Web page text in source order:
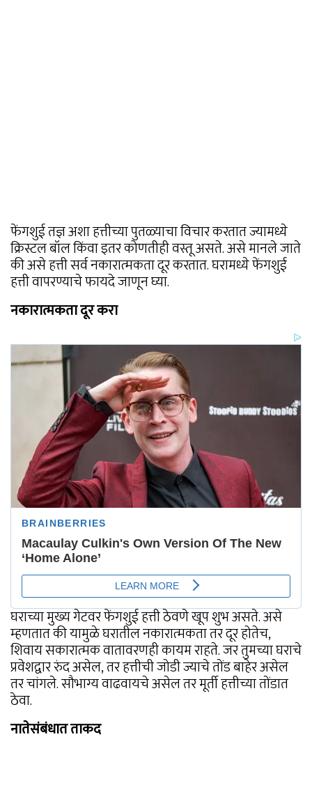
फेंगशुई तज्ञ अशा हत्तीच्या पुतळ्याचा विचार करतात ज्यामध्ये
क्रिस्टल बॉल किंवा इतर कोणतीही वस्तू असते. असे मानले जाते
की असे हत्ती सर्व नकारात्मकता दूर करतात. घरामध्ये फेंगशुई
हत्ती वापरण्याचे फायदे जाणून घ्या.
नकारात्मकता दूर करा
घराच्या मुख्य गेटवर फेंगशुई हत्ती ठेवणे खूप शुभ असते. असे
म्हणतात की यामुळे घरातील नकारात्मकता तर दूर होतेच,
शिवाय सकारात्मक वातावरणही कायम राहते. जर तुमच्या घराचे
प्रवेशद्वार रुंद असेल, तर हत्तीची जोडी ज्याचे तोंड बाहेर असेल
तर चांगले. सौभाग्य वाढवायचे असेल तर मूर्ती हत्तीच्या तोंडात
ठेवा.
नातेसंबंधात ताकद